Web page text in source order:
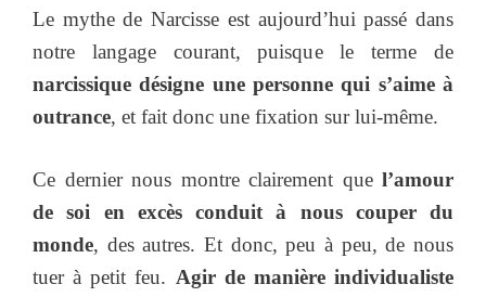
Le mythe de Narcisse est aujourd’hui passé dans
notre langage courant, puisque le terme de
narcissique désigne une personne qui s’aime à
outrance, et fait donc une fixation sur lui-même.
Ce dernier nous montre clairement que l’amour
de soi en excès conduit à nous couper du
monde, des autres. Et donc, peu à peu, de nous
tuer à petit feu. Agir de manière individualiste